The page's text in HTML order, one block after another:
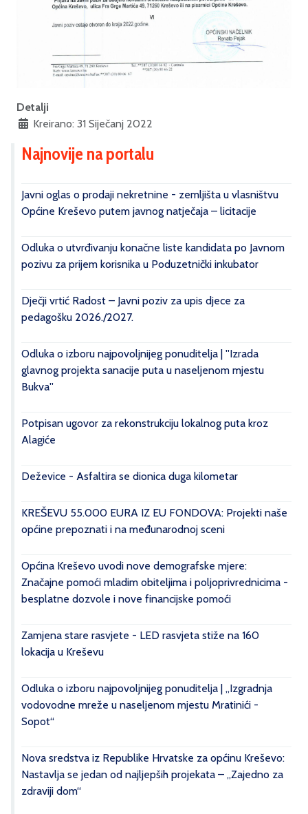
Detalji
Kreirano: 31 Siječanj 2022
Najnovije na portalu
Javni oglas o prodaji nekretnine - zemljišta u vlasništvu
Općine Kreševo putem javnog natječaja – licitacije
Odluka o utvrđivanju konačne liste kandidata po Javnom
pozivu za prijem korisnika u Poduzetnički inkubator
Dječji vrtić Radost – Javni poziv za upis djece za
pedagošku 2026./2027.
Odluka o izboru najpovoljnijeg ponuditelja | ''Izrada
glavnog projekta sanacije puta u naseljenom mjestu
Bukva''
Potpisan ugovor za rekonstrukciju lokalnog puta kroz
Alagiće
Deževice - Asfaltira se dionica duga kilometar
KREŠEVU 55.000 EURA IZ EU FONDOVA: Projekti naše
općine prepoznati i na međunarodnoj sceni
Općina Kreševo uvodi nove demografske mjere:
Značajne pomoći mladim obiteljima i poljoprivrednicima -
besplatne dozvole i nove financijske pomoći
Zamjena stare rasvjete - LED rasvjeta stiže na 160
lokacija u Kreševu
Odluka o izboru najpovoljnijeg ponuditelja | „Izgradnja
vodovodne mreže u naseljenom mjestu Mratinići -
Sopot“
Nova sredstva iz Republike Hrvatske za općinu Kreševo:
Nastavlja se jedan od najljepših projekata – „Zajedno za
zdraviji dom“